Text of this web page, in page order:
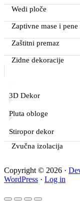
Wedi ploče
Zaptivne mase i pene
Zaštitni premaz
Zidne dekoracije
3D Dekor
Pluta obloge
Stiropor dekor
Zvučna izolacija
Copyright © 2026 ·
WordPress · Log in